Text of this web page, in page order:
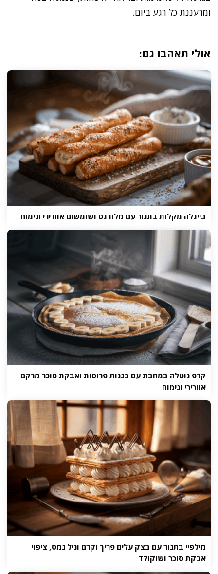
ומרעננת כל רגע ביום.
אולי תאהבו גם:
בייגלה מקלות בתנור עם מלח גס ושומשום אוורירי ונימוח
קרפ נוטלה במחבת עם בננות פרוסות ואבקת סוכר מרקם
אוורירי ונימוח
מילפיי בתנור עם בצק עלים פריך וקרם וניל נמס, ציפוי
אבקת סוכר ושוקולד